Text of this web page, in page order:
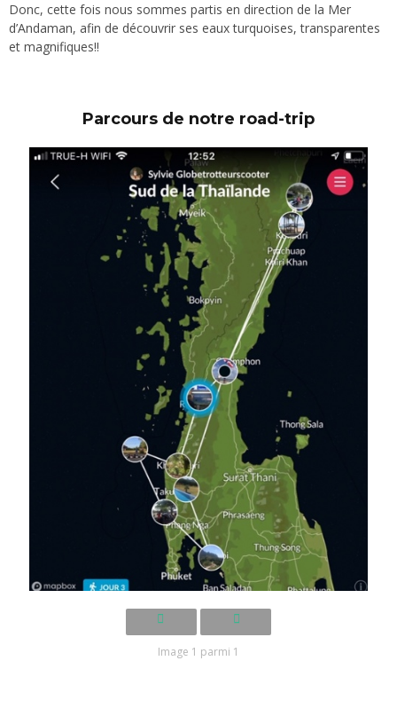
Donc, cette fois nous sommes partis en direction de la Mer
d’Andaman, afin de découvrir ses eaux turquoises, transparentes
et magnifiques!!
Parcours de notre road-trip
Image 1 parmi 1